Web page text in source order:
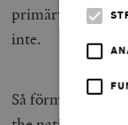
primärval.
inte.
Så förmodligen